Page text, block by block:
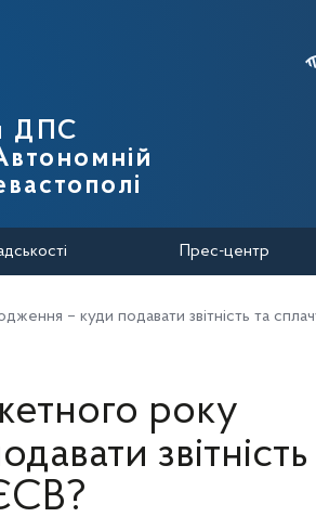
ДПС
Прес-центр
– куди подавати звітність та
року
звітність